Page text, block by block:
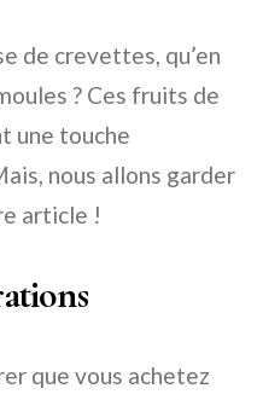
de crevettes, qu’en
? Ces fruits de
une touche
nous allons garder
article !
que vous achetez